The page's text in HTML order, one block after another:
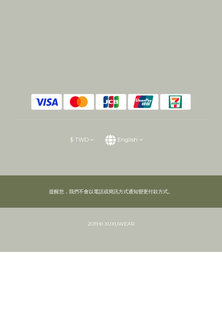
$ TWD English
提醒您，我們不會以電話或簡訊方式通知變更付款方式。
2019 © XUXUWEAR